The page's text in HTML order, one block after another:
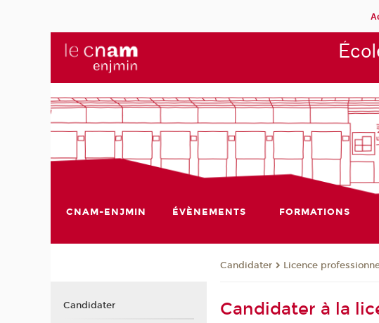
CNAM-ENJMIN ÉVÈNEMENTS FORMATIONS
Candidater Licence
Candidater à la
Candidater